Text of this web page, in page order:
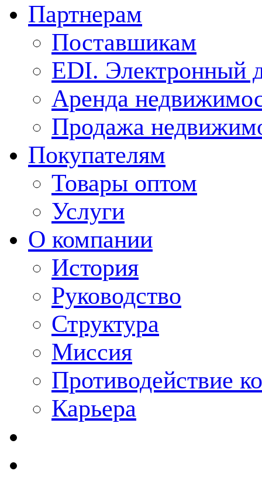
Партнерам
Поставшикам
EDI. Электронный
Аренда
Продажа
Покупателям
Товары оптом
Услуги
О компании
История
Руководство
Структура
Миссия
Противодействие
Карьера